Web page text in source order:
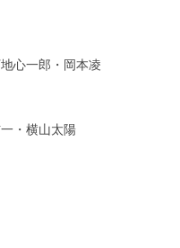
心一郎・岡本凌
・横山太陽